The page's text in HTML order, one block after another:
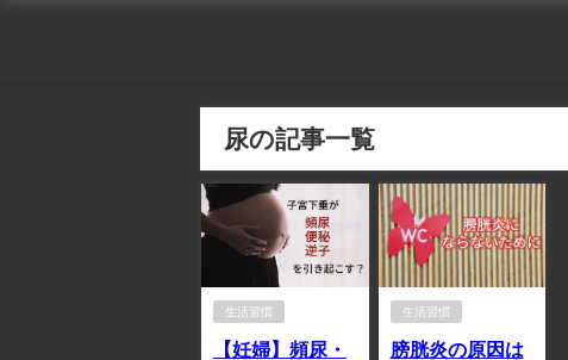
尿の記事一覧
生活習慣
【妊婦】頻尿・
生活習慣
膀胱炎の原因は